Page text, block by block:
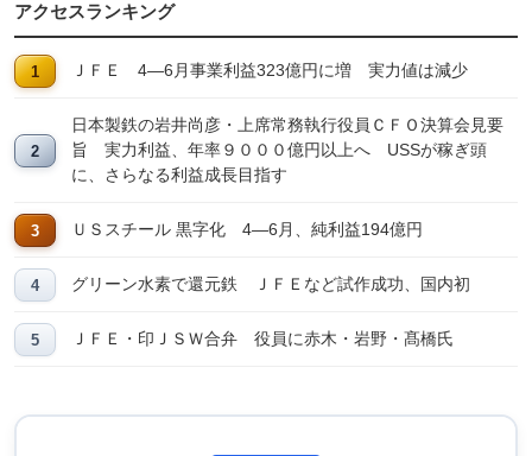
アクセスランキング
ＪＦＥ 4―6月事業利益323億円に増 実力値は減少
日本製鉄の岩井尚彦・上席常務執行役員ＣＦＯ決算会見要
旨 実力利益、年率９０００億円以上へ USSが稼ぎ頭
に、さらなる利益成長目指す
ＵＳスチール 黒字化 4―6月、純利益194億円
グリーン水素で還元鉄 ＪＦＥなど試作成功、国内初
ＪＦＥ・印ＪＳＷ合弁 役員に赤木・岩野・髙橋氏